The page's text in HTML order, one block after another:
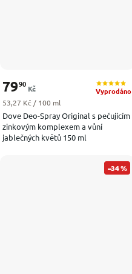
Dove Deo-Spray Original s pečujícím
zinkovým komplexem a vůní
jablečných květů 150 ml
Vyprodáno
7990
Kč
Měrná cena:
53,27 Kč / 100 ml
–34 %